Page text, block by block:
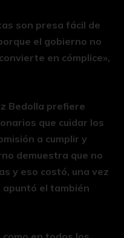
son presa fácil de
el gobierno no
en cómplice»,
Bedolla prefiere
que cuidar los
a cumplir y
demuestra que no
y eso costó, una vez
apuntó el también